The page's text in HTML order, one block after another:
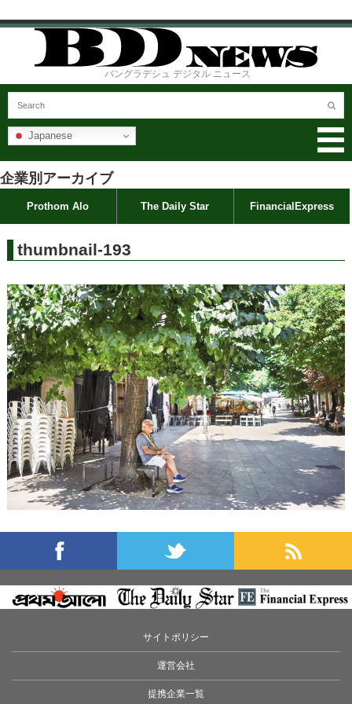
バングラデシュ デジタル ニュース
Japanese
企業別アーカイブ
Prothom Alo The Daily Star FinancialExpress
thumbnail-193
サイトポリシー
運営会社
提携企業一覧